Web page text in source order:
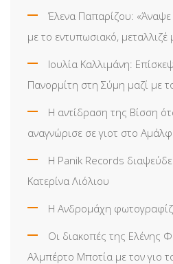
Έλενα Παπαρίζου:
με το εντυπωσιακό, μεταλλιζέ
Ιουλία Καλλιμάνη:
Πανορμίτη στη Σύμη μαζί με
Η αντίδραση της Βίσση
αναγνώρισε σε γιοτ στο Αμάλφι
Η Panik Records
Κατερίνα Λιόλιου
Η Ανδρομάχη
Οι διακοπές της Ελένης
Αλμπέρτο Μποτία με τον γιο